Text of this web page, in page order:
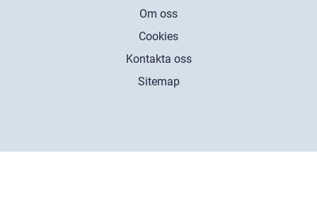
Om oss
Cookies
Kontakta oss
Sitemap